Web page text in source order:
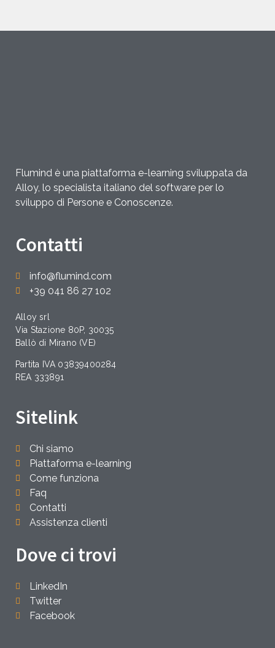
Flumind è una piattaforma e-learning sviluppata da
Alloy, lo specialista italiano del software per lo
sviluppo di Persone e Conoscenze.
Contatti
info@flumind.com
+39 041 86 27 102
Alloy srl
Via Stazione 80P, 30035
Ballò di Mirano (VE)
Partita IVA 03839400284
REA 333891
Sitelink
Chi siamo
Piattaforma e-learning
Come funziona
Faq
Contatti
Assistenza clienti
Dove ci trovi
LinkedIn
Twitter
Facebook